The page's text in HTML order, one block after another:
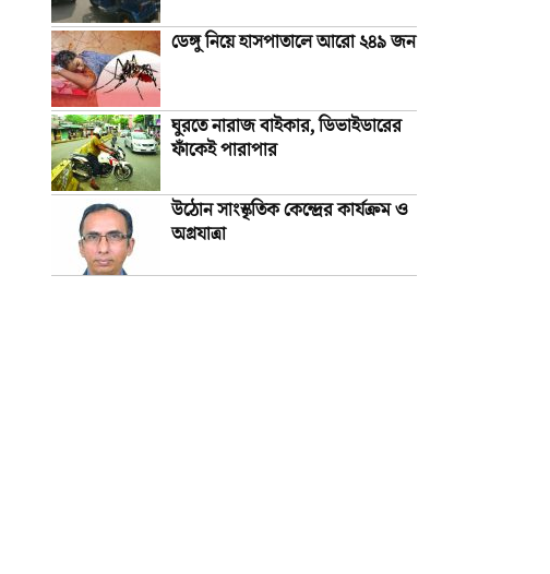
ডেঙ্গু নিয়ে হাসপাতালে আরো ২৪৯ জন
ঘুরতে নারাজ বাইকার, ডিভাইডারের
ফাঁকেই পারাপার
উঠোন সাংস্কৃতিক কেন্দ্রের কার্যক্রম ও
অগ্রযাত্রা